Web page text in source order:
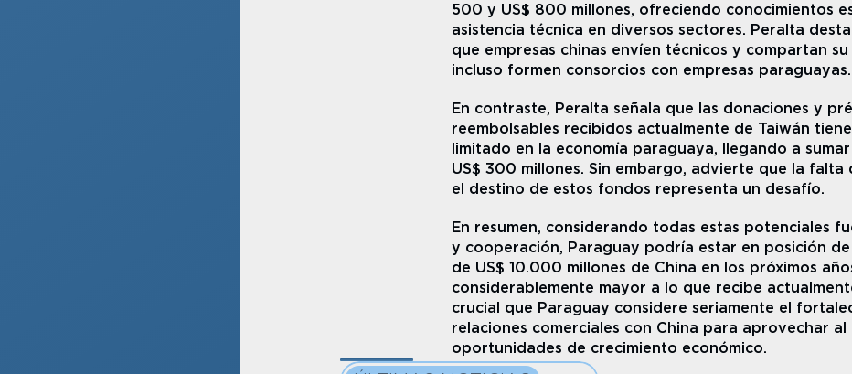
500 y US$ 800 millones, ofreciendo conocimientos
asistencia técnica en diversos sectores. Peralta
que empresas chinas envíen técnicos y compartan
incluso formen consorcios con empresas paraguayas.
En contraste, Peralta señala que las donaciones y
reembolsables recibidos actualmente de Taiwán
limitado en la economía paraguaya, llegando a
US$ 300 millones. Sin embargo, advierte que la falta
el destino de estos fondos representa un desafío.
En resumen, considerando todas estas potenciales
y cooperación, Paraguay podría estar en posición
de US$ 10.000 millones de China en los próximos
considerablemente mayor a lo que recibe
crucial que Paraguay considere seriamente el
relaciones comerciales con China para aprovechar al
oportunidades de crecimiento económico.